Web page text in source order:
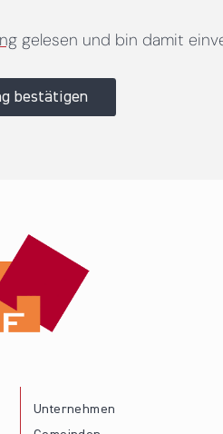
gelesen und bin damit
bestätigen
Unternehmen